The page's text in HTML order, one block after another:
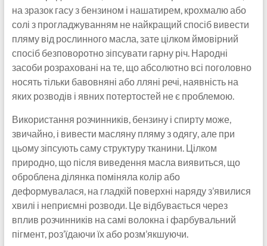
на зразок гасу з бензином і нашатирем, крохмалю або
солі з прогладжуванням не найкращий спосіб вивести
пляму від рослинного масла, зате цілком ймовірний
спосіб безповоротно зіпсувати гарну річ. Народні
засоби розраховані на те, що абсолютно всі поголовно
носять тільки бавовняні або лляні речі, наявність на
яких розводів і явних потертостей не є проблемою.
Використання розчинників, бензину і спирту може,
звичайно, і вивести масляну пляму з одягу, але при
цьому зіпсують саму структуру тканини. Цілком
природно, що після виведення масла виявиться, що
оброблена ділянка поміняла колір або
деформувалася, на гладкій поверхні наряду з’явилися
хвилі і неприємні розводи. Це відбувається через
вплив розчинників на самі волокна і фарбувальний
пігмент, роз’їдаючи їх або розм’якшуючи.